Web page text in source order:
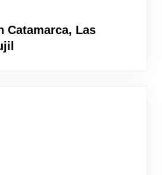
Catamarca, Las